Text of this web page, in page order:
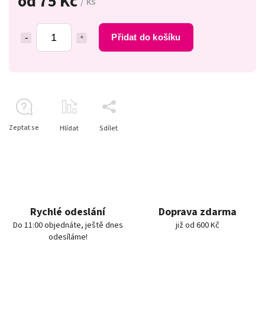
Přidat do košíku
Zeptat se Hlídat Sdílet
Rychlé odeslání
Do 11:00 objednáte, ještě dnes
odesíláme!
Doprava zdarma
již od 600 Kč